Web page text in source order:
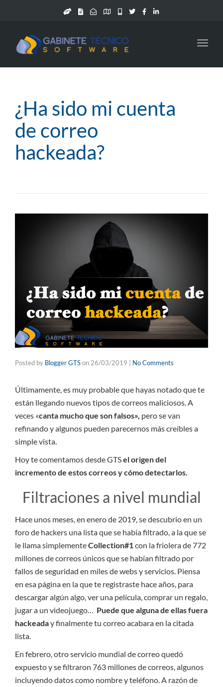
¿Ha sido mi cuenta
de correo
hackeada?
Posted by Blogger GTSon 26/03/2019 No Comments
Últimamente, es muy probable que hayas notado que te
están llegando nuevos tipos de correos maliciosos. A
veces «canta mucho que son falsos», pero se van
refinando y algunos pueden parecernos más creíbles a
simple vista.
Hoy te comentamos desde GTSel origen del
incremento de estos correos y cómo detectarlos.
Filtraciones a nivel mundial
Hace unos meses, en enero de 2019, se descubrio en un
foro de hackers una lista que se había filtrado, a la que se
le llama simplementeCollection#1con la friolera de 772
millones de correos únicos que se habían filtrado por
fallos de seguridad en miles de webs y servicios. Piensa
en esa página en la que te registraste hace años, para
descargar algún algo, ver una película, comprar un regalo,
jugar a un videojuego… Puede que alguna de ellas fuera
hackeaday finalmente tu correo acabara en la citada
lista.
En febrero, otro servicio mundial de correo quedó
expuesto y se filtraron 763 millones de correos, algunos
incluyendo datos como nombre y teléfono. A razón de